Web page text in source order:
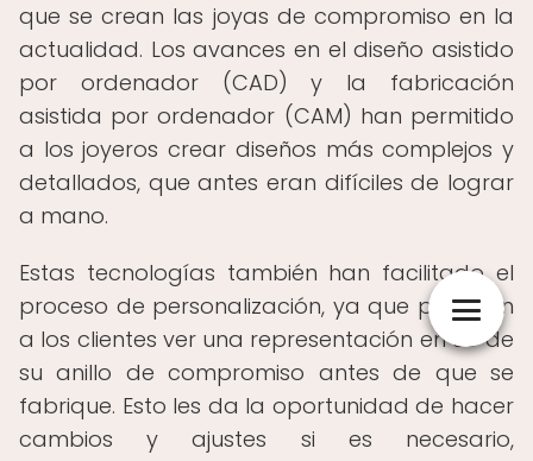
que se crean las joyas de compromiso en la
actualidad. Los avances en el diseño asistido
por ordenador (CAD) y la fabricación
asistida por ordenador (CAM) han permitido
a los joyeros crear diseños más complejos y
detallados, que antes eran difíciles de lograr
a mano.
Estas tecnologías también han facilitado el
proceso de personalización, ya que permiten
a los clientes ver una representación en 3D de
su anillo de compromiso antes de que se
fabrique. Esto les da la oportunidad de hacer
cambios y ajustes si es necesario,